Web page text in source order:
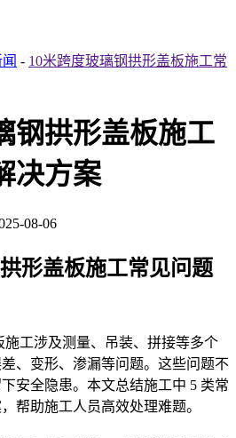
- 10米跨度玻璃钢拱形盖板施工常
钢拱形盖板施工
决方案
08-06
形盖板施工常见问题
施工涉及测量、吊装、拼接等多个
、变形、渗漏等问题。这些问题不
安全隐患。本文总结施工中 5 类常
帮助施工人员高效处理难题。